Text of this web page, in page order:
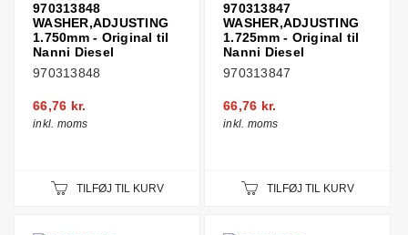
970313848
WASHER,ADJUSTING
1.750mm - Original til
Nanni Diesel
970313848
66,76 kr.
inkl. moms
TILFØJ TIL KURV
970313847
WASHER,ADJUSTING
1.725mm - Original til
Nanni Diesel
970313847
66,76 kr.
inkl. moms
TILFØJ TIL KURV